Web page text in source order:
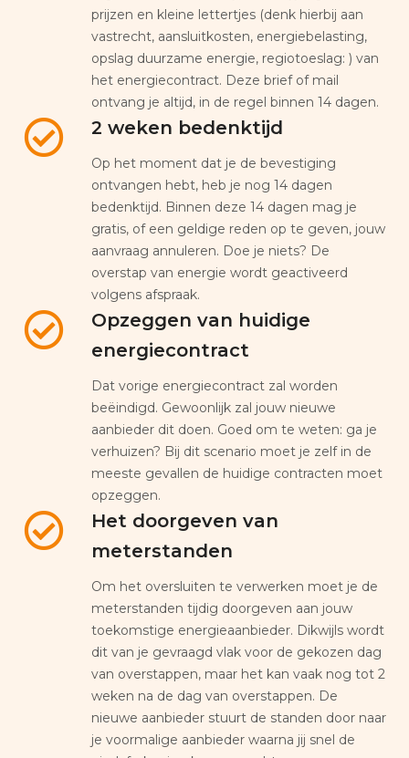
prijzen en kleine lettertjes (denk hierbij aan
vastrecht, aansluitkosten, energiebelasting,
opslag duurzame energie, regiotoeslag: ) van
het energiecontract. Deze brief of mail
ontvang je altijd, in de regel binnen 14 dagen.
2 weken bedenktijd
Op het moment dat je de bevestiging
ontvangen hebt, heb je nog 14 dagen
bedenktijd. Binnen deze 14 dagen mag je
gratis, of een geldige reden op te geven, jouw
aanvraag annuleren. Doe je niets? De
overstap van energie wordt geactiveerd
volgens afspraak.
Opzeggen van huidige
energiecontract
Dat vorige energiecontract zal worden
beëindigd. Gewoonlijk zal jouw nieuwe
aanbieder dit doen. Goed om te weten: ga je
verhuizen? Bij dit scenario moet je zelf in de
meeste gevallen de huidige contracten moet
opzeggen.
Het doorgeven van
meterstanden
Om het oversluiten te verwerken moet je de
meterstanden tijdig doorgeven aan jouw
toekomstige energieaanbieder. Dikwijls wordt
dit van je gevraagd vlak voor de gekozen dag
van overstappen, maar het kan vaak nog tot 2
weken na de dag van overstappen. De
nieuwe aanbieder stuurt de standen door naar
je voormalige aanbieder waarna jij snel de